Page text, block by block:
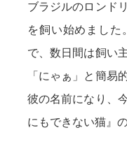
ブラジルのロンド
を飼い始めました
で、数日間は飼い
「にゃぁ」と簡易
彼の名前になり、
にもできない猫』